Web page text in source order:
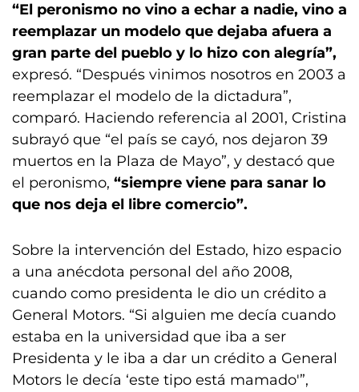
“El peronismo no vino a echar a nadie, vino a
reemplazar un modelo que dejaba afuera a
gran parte del pueblo y lo hizo con alegría”,
expresó. “Después vinimos nosotros en 2003 a
reemplazar el modelo de la dictadura”,
comparó. Haciendo referencia al 2001, Cristina
subrayó que “el país se cayó, nos dejaron 39
muertos en la Plaza de Mayo”, y destacó que
el peronismo, “siempre viene para sanar lo
que nos deja el libre comercio”.
Sobre la intervención del Estado, hizo espacio
a una anécdota personal del año 2008,
cuando como presidenta le dio un crédito a
General Motors. “Si alguien me decía cuando
estaba en la universidad que iba a ser
Presidenta y le iba a dar un crédito a General
Motors le decía ‘este tipo está mamado'”,